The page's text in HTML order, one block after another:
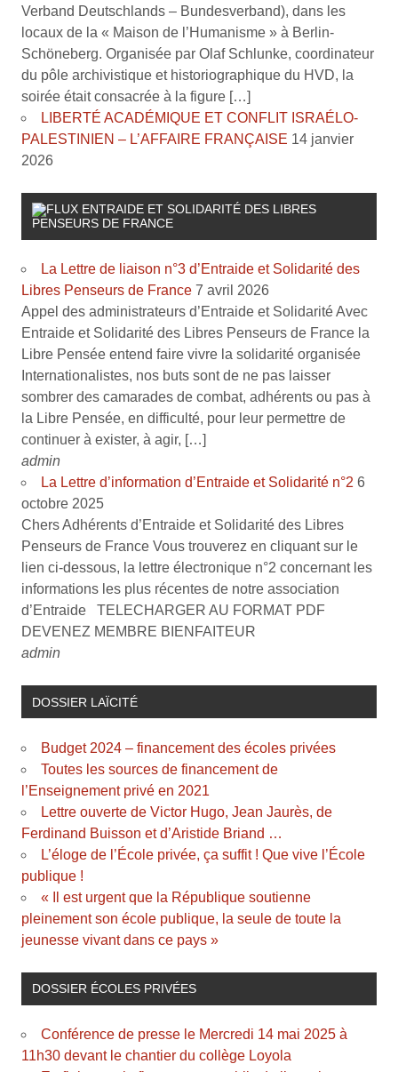
Verband Deutschlands – Bundesverband), dans les
locaux de la « Maison de l’Humanisme » à Berlin-
Schöneberg. Organisée par Olaf Schlunke, coordinateur
du pôle archivistique et historiographique du HVD, la
soirée était consacrée à la figure […]
LIBERTÉ ACADÉMIQUE ET CONFLIT ISRAÉLO-
PALESTINIEN – L’AFFAIRE FRANÇAISE 14 janvier
2026
ENTRAIDE ET SOLIDARITÉ DES LIBRES
PENSEURS DE FRANCE
La Lettre de liaison n°3 d’Entraide et Solidarité des
Libres Penseurs de France 7 avril 2026
Appel des administrateurs d’Entraide et Solidarité Avec
Entraide et Solidarité des Libres Penseurs de France la
Libre Pensée entend faire vivre la solidarité organisée
Internationalistes, nos buts sont de ne pas laisser
sombrer des camarades de combat, adhérents ou pas à
la Libre Pensée, en difficulté, pour leur permettre de
continuer à exister, à agir, […]
admin
La Lettre d’information d’Entraide et Solidarité n°2 6
octobre 2025
Chers Adhérents d’Entraide et Solidarité des Libres
Penseurs de France Vous trouverez en cliquant sur le
lien ci-dessous, la lettre électronique n°2 concernant les
informations les plus récentes de notre association
d’Entraide TELECHARGER AU FORMAT PDF
DEVENEZ MEMBRE BIENFAITEUR
admin
DOSSIER LAÏCITÉ
Budget 2024 – financement des écoles privées
Toutes les sources de financement de
l’Enseignement privé en 2021
Lettre ouverte de Victor Hugo, Jean Jaurès, de
Ferdinand Buisson et d’Aristide Briand …
L’éloge de l’École privée, ça suffit ! Que vive l’École
publique !
« Il est urgent que la République soutienne
pleinement son école publique, la seule de toute la
jeunesse vivant dans ce pays »
DOSSIER ÉCOLES PRIVÉES
Conférence de presse le Mercredi 14 mai 2025 à
11h30 devant le chantier du collège Loyola